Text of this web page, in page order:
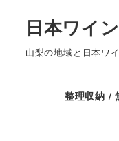
日本ワイ
山梨の地域と日本ワ
整理収納 /